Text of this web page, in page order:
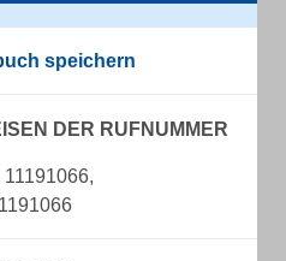
speichern
DER RUFNUMMER